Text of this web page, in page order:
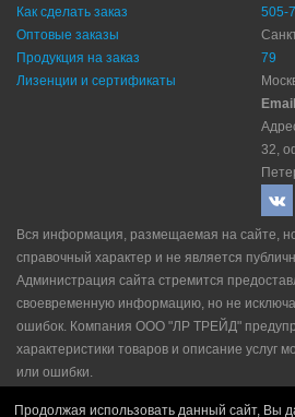
Как сделать заказ
Оптовые заказы
Продукция на заказ
Лизенции и сертификаты
505-
79
Email
32,
Вся информация, размещаемая на сайте,
справочный характер и не является
Администрация сайта стремится
своевременную информацию, но не
ошибок. Компания ООО "ЛР ТРЕЙД"
характеристики товаров и описание услуг
или ошибки.
Продолжая использовать данный сайт, Вы